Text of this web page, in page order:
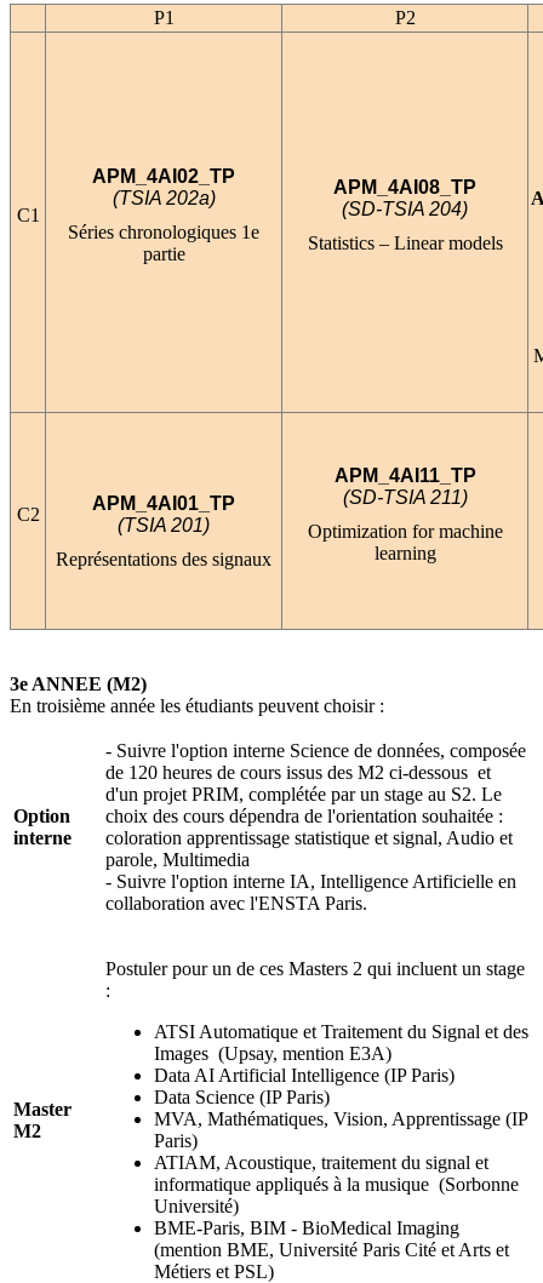
P1 P2
C1
APM_4AI02_TP
(TSIA 202a)
Séries chronologiques 1e
partie
APM_4AI08_TP
(SD-TSIA 204)
Statistics – Linear models
C2
APM_4AI01_TP
(TSIA 201)
Représentations des signaux
APM_4AI11_TP
(SD-TSIA 211)
Optimization for machine
learning
3e ANNEE (M2)
En troisième année les étudiants peuvent choisir :
Option
interne
- Suivre l'option interne Science de données, composée
de 120 heures de cours issus des M2 ci-dessous et
d'un projet PRIM, complétée par un stage au S2. Le
choix des cours dépendra de l'orientation souhaitée :
coloration apprentissage statistique et signal, Audio et
parole, Multimedia
- Suivre l'option interne IA, Intelligence Artificielle en
collaboration avec l'ENSTA Paris.
Master
M2
Postuler pour un de ces Masters 2 qui incluent un stage
:
ATSI Automatique et Traitement du Signal et des
Images (Upsay, mention E3A)
Data AI Artificial Intelligence (IP Paris)
Data Science (IP Paris)
MVA, Mathématiques, Vision, Apprentissage (IP
Paris)
ATIAM, Acoustique, traitement du signal et
informatique appliqués à la musique (Sorbonne
Université)
BME-Paris, BIM - BioMedical Imaging
(mention BME, Université Paris Cité et Arts et
Métiers et PSL)